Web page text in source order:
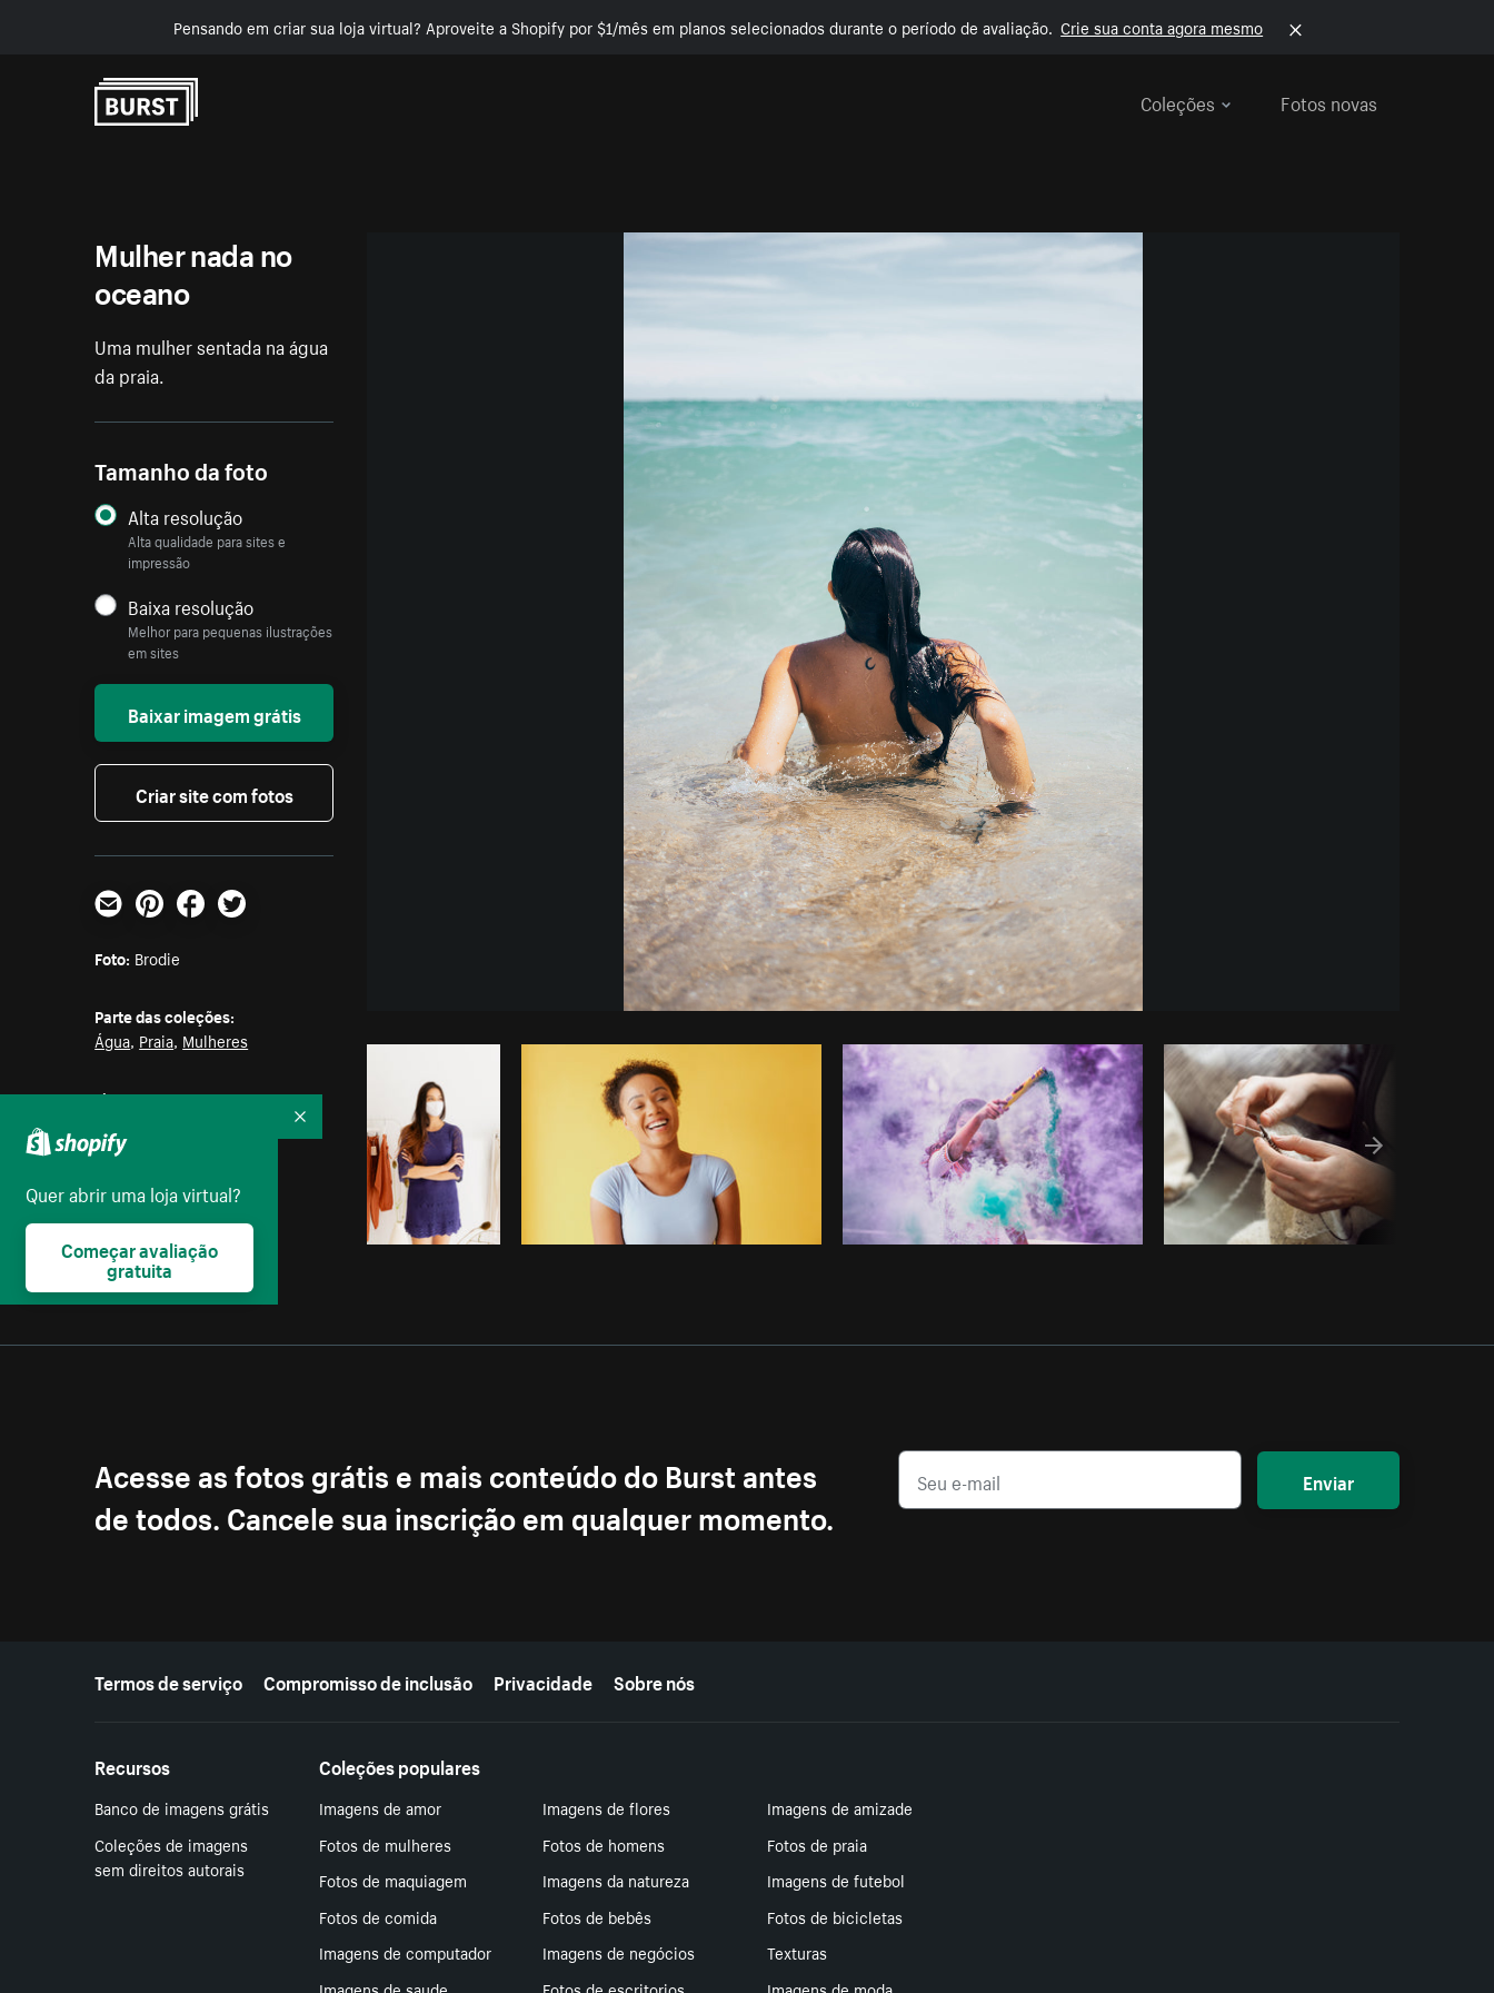
Pensando em criar sua loja virtual? Aproveite a Shopify por $1/mês em planos selecionados durante o período de avaliação. Crie sua conta agora mesmo
Coleções
Fotos novas
Foto da Brodie doBurst Copiar código
Mulher nada no
oceano
Uma mulher sentada na água
da praia.
Tamanho da foto
Alta resolução
Alta qualidade para sites e
impressão
Baixa resolução
Melhor para pequenas ilustrações
em sites
Baixar imagem grátis
Criar site com fotos
E-mailPinterestFacebookTwitter
Foto: Brodie
Parte das coleções:
Água, Praia, Mulheres
Licença:
Acesse as fotos grátis e mais conteúdo do Burst antes
de todos. Cancele sua inscrição em qualquer momento.
Enviar
Mais recursos
Termos de serviço Compromisso de inclusão Privacidade Sobre nós
Recursos
Banco de imagens grátis
Coleções de imagens
sem direitos autorais
Coleções populares
Imagens de amor Imagens de flores
Imagens de amizade
Fotos de mulheres
Fotos de homens
Fotos de praia
Fotos de maquiagem
Imagens da natureza
Imagens de futebol
Fotos de comida
Fotos de bebês
Fotos de bicicletas
Imagens de computador
Imagens de negócios
Texturas
Quer abrir uma loja virtual?
Começar avaliação
gratuita
Recolher